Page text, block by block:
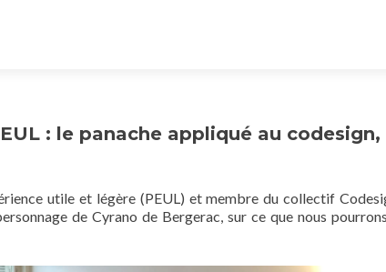
: le panache appliqué au
utile et légère (PEUL) et membre du collectif
de Cyrano de Bergerac, sur ce que nous